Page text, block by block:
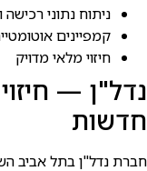
ניתוח נתוני
קמפיינים
חיזוי מלאי מדויק
נדל"ן —
חדשות